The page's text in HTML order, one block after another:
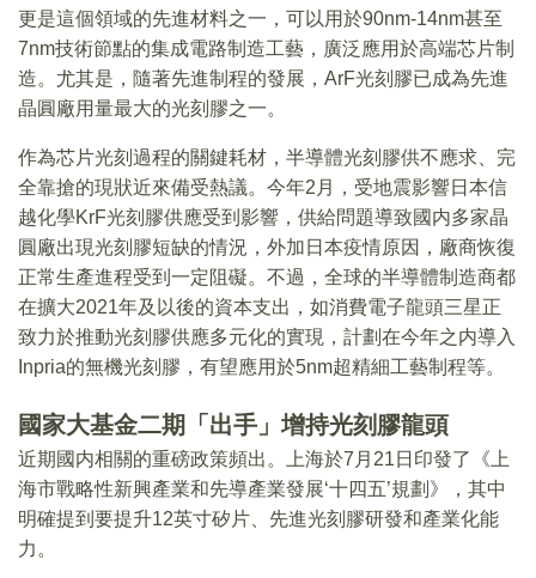
更是這個領域的先進材料之一，可以用於90nm-14nm甚至
7nm技術節點的集成電路制造工藝，廣泛應用於高端芯片制
造。尤其是，隨著先進制程的發展，ArF光刻膠已成為先進
晶圓廠用量最大的光刻膠之一。
作為芯片光刻過程的關鍵耗材，半導體光刻膠供不應求、完
全靠搶的現狀近來備受熱議。今年2月，受地震影響日本信
越化學KrF光刻膠供應受到影響，供給問題導致國内多家晶
圓廠出現光刻膠短缺的情況，外加日本疫情原因，廠商恢復
正常生產進程受到一定阻礙。不過，全球的半導體制造商都
在擴大2021年及以後的資本支出，如消費電子龍頭三星正
致力於推動光刻膠供應多元化的實現，計劃在今年之内導入
Inpria的無機光刻膠，有望應用於5nm超精細工藝制程等。
國家大基金二期「出手」增持光刻膠龍頭
近期國内相關的重磅政策頻出。上海於7月21日印發了《上
海市戰略性新興產業和先導產業發展‘十四五’規劃》，其中
明確提到要提升12英寸矽片、先進光刻膠研發和產業化能
力。